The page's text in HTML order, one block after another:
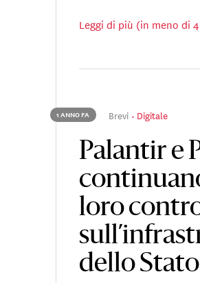
Leggi di più (in meno di
1 ANNO FA Brevi Digitale
Palantir e
loro
dello